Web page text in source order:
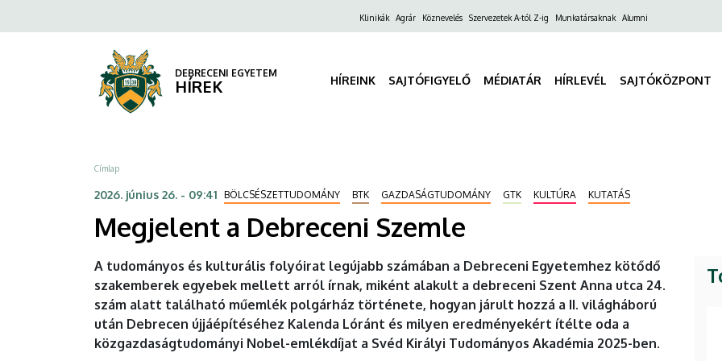
Debreceni
DEBRECENI
EGYETEM
a
FelsőKlinikák Agrár Köznevelés Szervezetek A-tól Z-ig Munkatársaknak Alumni
DEBRECENI EGYETEM
HÍREK HÍREINK SAJTÓFIGYELŐ MÉDIATÁR HÍRLEVÉL SAJTÓKÖZPONT
Morzsa
Címlap
2026. június 26. - 09:41 BÖLCSÉSZETTUDOMÁNY BTK GAZDASÁGTUDOMÁNY GTK KULTÚRA KUTATÁS
Megjelent a Debreceni Szemle
A tudományos és kulturális folyóirat legújabb számában a Debreceni Egyetemhez kötődő
szakemberek egyebek mellett arról írnak, miként alakult a debreceni Szent Anna utca 24.
szám alatt található műemlék polgárház története, hogyan járult hozzá a II. világháború
után Debrecen újjáépítéséhez Kalenda Lóránt és milyen eredményekért ítélte oda a
közgazdaságtudományi Nobel-emlékdíjat a Svéd Királyi Tudományos Akadémia 2025-ben.